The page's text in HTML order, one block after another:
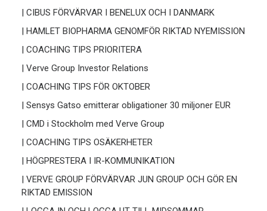
| CIBUS FÖRVÄRVAR I BENELUX OCH I DANMARK
| HAMLET BIOPHARMA GENOMFÖR RIKTAD NYEMISSION
| COACHING TIPS PRIORITERA
| Verve Group Investor Relations
| COACHING TIPS FÖR OKTOBER
| Sensys Gatso emitterar obligationer 30 miljoner EUR
| CMD i Stockholm med Verve Group
| COACHING TIPS OSÄKERHETER
| HÖGPRESTERA I IR-KOMMUNIKATION
| VERVE GROUP FÖRVÄRVAR JUN GROUP OCH GÖR EN
RIKTAD EMISSION